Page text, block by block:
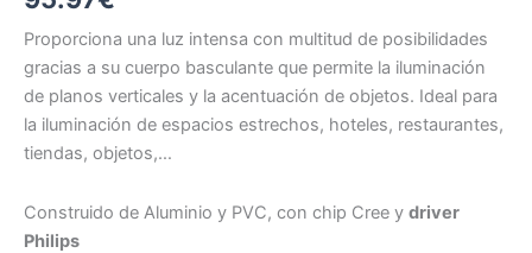
Proporciona una luz intensa con multitud de posibilidades
gracias a su cuerpo basculante que permite la iluminación
de planos verticales y la acentuación de objetos. Ideal para
la iluminación de espacios estrechos, hoteles, restaurantes,
tiendas, objetos,…
Construido de Aluminio y PVC, con chip Cree y driver
Philips